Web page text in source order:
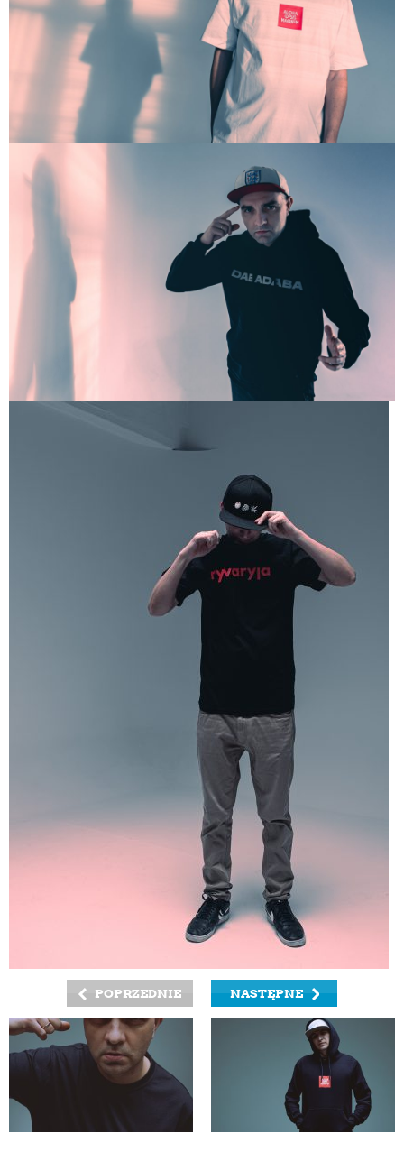
POPRZEDNIE NASTĘPNE